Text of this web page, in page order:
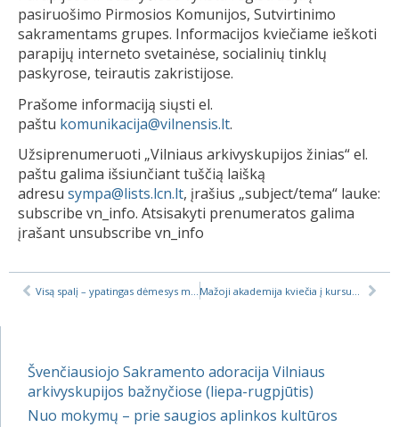
pasiruošimo Pirmosios Komunijos, Sutvirtinimo
sakramentams grupes. Informacijos kviečiame ieškoti
parapijų interneto svetainėse, socialinių tinklų
paskyrose, teirautis zakristijose.
Prašome informaciją siųsti el.
paštu komunikacija@vilnensis.lt.
Užsiprenumeruoti „Vilniaus arkivyskupijos žinias“ el.
paštu galima išsiunčiant tuščią laišką
adresu sympa@lists.lcn.lt, įrašius „subject/tema“ lauke:
subscribe vn_info. Atsisakyti prenumeratos galima
įrašant unsubscribe vn_info
Švenčiausiojo Sakramento adoracija Vilniaus
arkivyskupijos bažnyčiose (liepa-rugpjūtis)
Nuo mokymų – prie saugios aplinkos kultūros